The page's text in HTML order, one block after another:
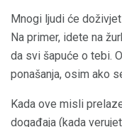
Mnogi ljudi će
Na primer, idete na
da svi šapuće o tebi.
ponašanja, osim ako
Kada ove misli
događaja (kada